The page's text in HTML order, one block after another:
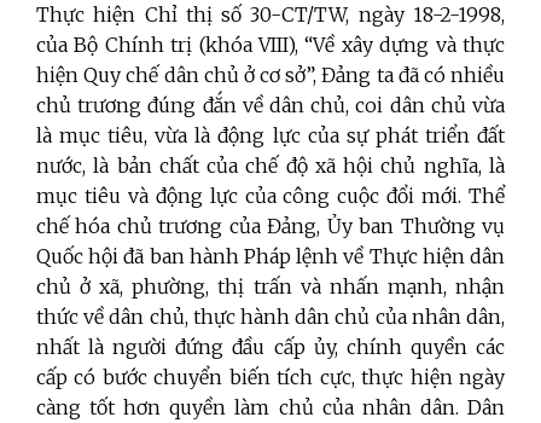
Thực hiện Chỉ thị số 30-CT/TW, ngày 18-2-1998,
của Bộ Chính trị (khóa VIII), “Về xây dựng và thực
hiện Quy chế dân chủ ở cơ sở”, Đảng ta đã có nhiều
chủ trương đúng đắn về dân chủ, coi dân chủ vừa
là mục tiêu, vừa là động lực của sự phát triển đất
nước, là bản chất của chế độ xã hội chủ nghĩa, là
mục tiêu và động lực của công cuộc đổi mới. Thể
chế hóa chủ trương của Đảng, Ủy ban Thường vụ
Quốc hội đã ban hành Pháp lệnh về Thực hiện dân
chủ ở xã, phường, thị trấn và nhấn mạnh, nhận
thức về dân chủ, thực hành dân chủ của nhân dân,
nhất là người đứng đầu cấp ủy, chính quyền các
cấp có bước chuyển biến tích cực, thực hiện ngày
càng tốt hơn quyền làm chủ của nhân dân. Dân